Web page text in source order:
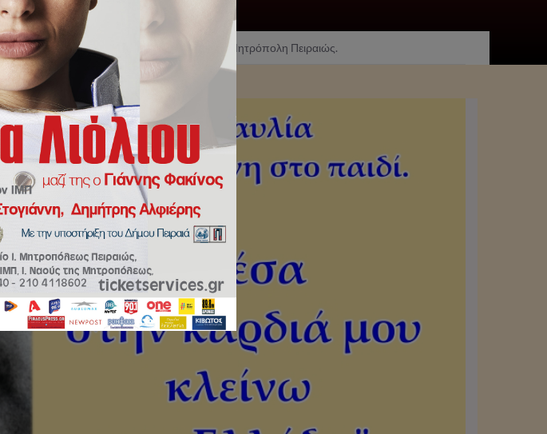
“Συναυλία αφιερωμένη στο παιδί” από την Ι.Μητρόπολη Πειραιώς.